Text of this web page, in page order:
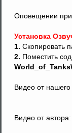
Оповещении при
Установка
1. Скопировать
2. Поместить
Видео от нашего
Видео от автора: